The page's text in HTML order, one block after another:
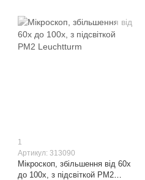
1
Артикул: 313090
Мікроскоп, збільшення від 60х
до 100х, з підсвіткой PM2